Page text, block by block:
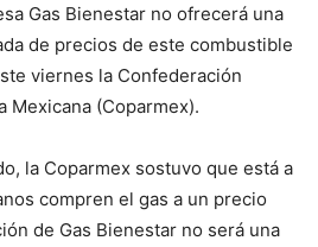
Gas Bienestar no ofrecerá una
de precios de este combustible
viernes la Confederación
Mexicana (Coparmex).
la Coparmex sostuvo que está a
compren el gas a un precio
de Gas Bienestar no será una